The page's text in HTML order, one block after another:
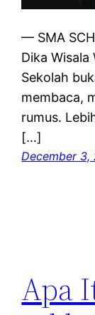
— SMA
Dika
Sekolah
membaca,
rumus.
[…]
December 3,
Apa